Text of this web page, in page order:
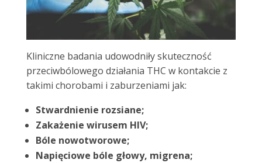
Kliniczne badania udowodniły skuteczność
przeciwbólowego działania THC w kontakcie z
takimi chorobami i zaburzeniami jak:
Stwardnienie rozsiane;
Zakażenie wirusem HIV;
Bóle nowotworowe;
Napięciowe bóle głowy, migrena;